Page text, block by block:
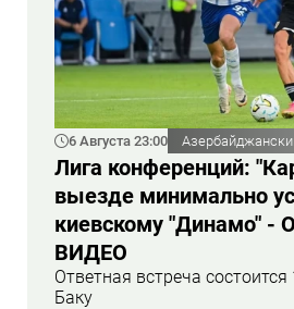
6 Августа 23:00
Лига конференций:
выезде минимально
киевскому "Динамо"
ВИДЕО
Ответная встреча состоится
Баку